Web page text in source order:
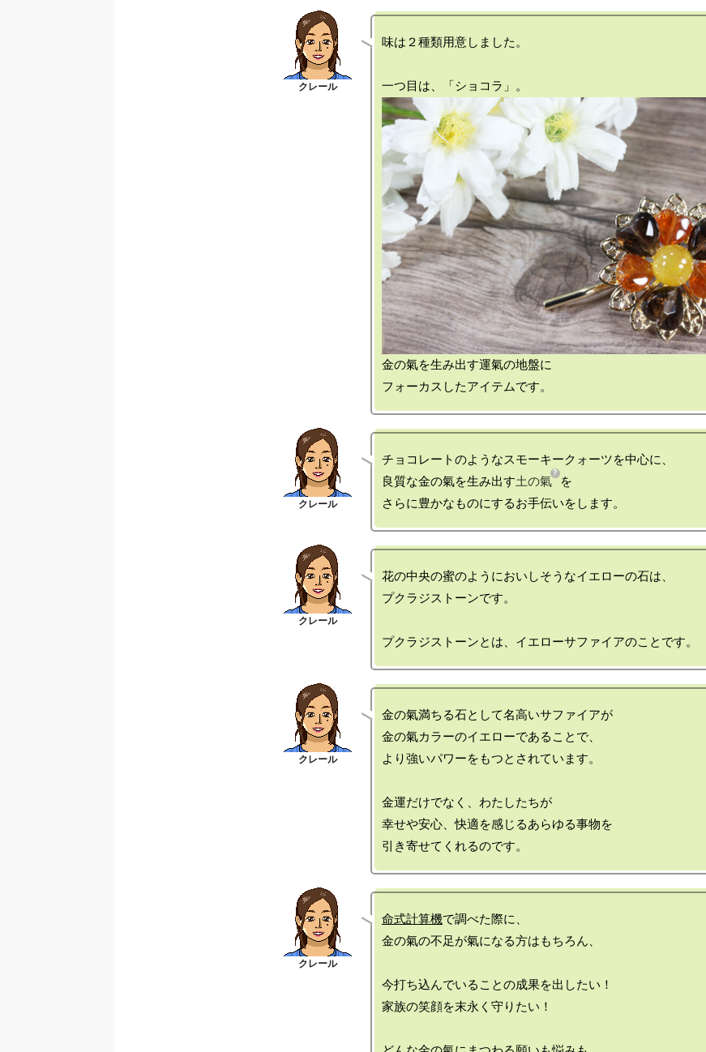
味は２種類用意しました。
金の氣を生み出す運氣の地盤に
チョコレートのようなスモーキークォーツを中心に、
良質な金の氣を生み出す土の氣
を
花の中央の蜜のようにおいしそうなイエローの石は、
プクラジストーンです。
金の氣満ちる石として名高いサファイアが
金の氣カラーのイエローであることで、
より強いパワーをもつとされています。
金運だけでなく、わたしたちが
幸せや安心、快適を感じるあらゆる事物を
命式計算機で調べた際に、
金の氣の不足が氣になる方はもちろん、
今打ち込んでいることの成果を出したい！
家族の笑顔を末永く守りたい！